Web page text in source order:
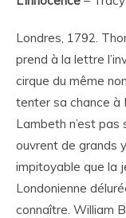
Londres, 1792.
prend à la lettre
cirque du même
tenter sa chance à
Lambeth n’est
ouvrent de grands
impitoyable que la
Londonienne
connaître. William